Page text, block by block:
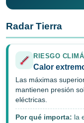
Radar Tierra
RIESGO
Calor
Las máximas
mantienen presión
eléctricas.
Por qué importa: la